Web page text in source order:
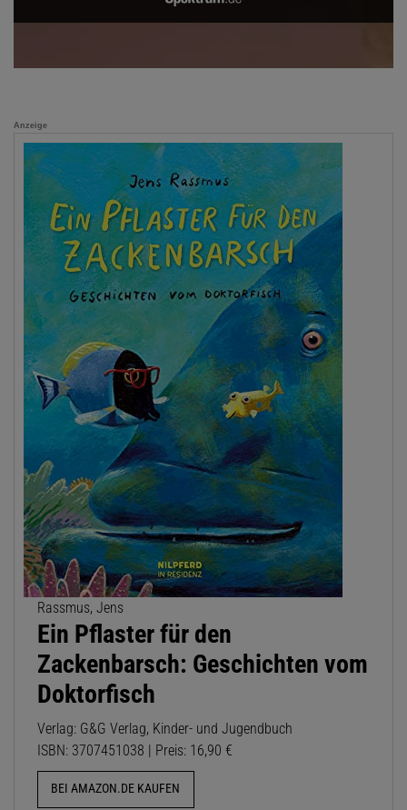
Anzeige
Rassmus, Jens
Ein Pflaster für den
Zackenbarsch: Geschichten vom
Doktorfisch
Verlag: G&G Verlag, Kinder- und Jugendbuch
ISBN: 3707451038 | Preis: 16,90 €
BEI AMAZON.DE KAUFEN